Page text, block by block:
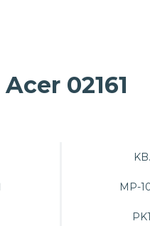
02161
MP-